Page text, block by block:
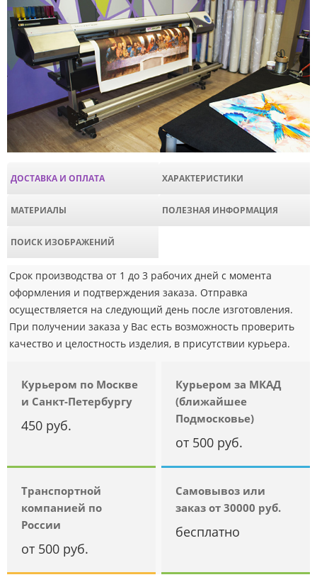
ДОСТАВКА И ОПЛАТА ХАРАКТЕРИСТИКИ
МАТЕРИАЛЫ ПОЛЕЗНАЯ ИНФОРМАЦИЯ
ПОИСК ИЗОБРАЖЕНИЙ
Срок производства от 1 до 3 рабочих дней с момента
оформления и подтверждения заказа. Отправка
осуществляется на следующий день после изготовления.
При получении заказа у Вас есть возможность проверить
качество и целостность изделия, в присутствии курьера.
Курьером по Москве
и Санкт-Петербургу
450 руб.
Курьером за МКАД
(ближайшее
Подмосковье)
от 500 руб.
Транспортной
компанией по
России
от 500 руб.
Самовывоз или
заказ от 30000 руб.
бесплатно